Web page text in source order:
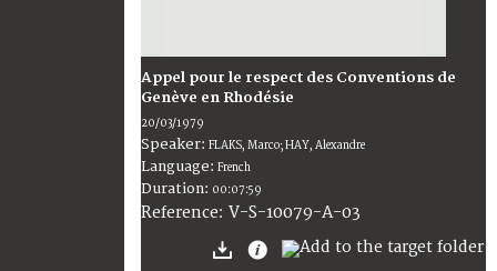
Appel pour le respect des Conventions de
Genève en Rhodésie
20/03/1979
Speaker: FLAKS, Marco; HAY, Alexandre
Language: French
Duration: 00:07:59
Reference: V-S-10079-A-03